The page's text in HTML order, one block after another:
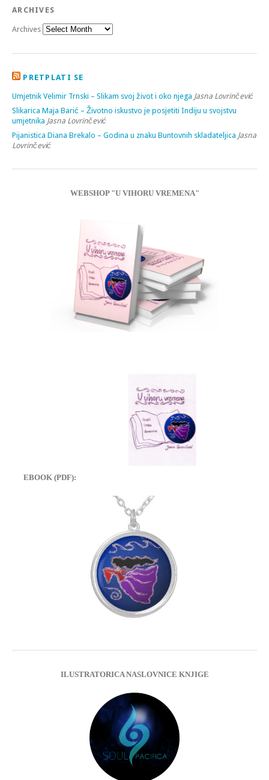
ARCHIVES
Archives
PRETPLATI SE
Umjetnik Velimir Trnski – Slikam svoj život i oko njega Jasna Lovrinčević
Slikarica Maja Barić – Životno iskustvo je posjetiti Indiju u svojstvu
umjetnika Jasna Lovrinčević
Pijanistica Diana Brekalo – Godina u znaku Buntovnih skladateljica Jasna
Lovrinčević
WEBSHOP "U VIHORU VREMENA"
EBOOK (PDF):
ILUSTRATORICA NASLOVNICE KNJIGE